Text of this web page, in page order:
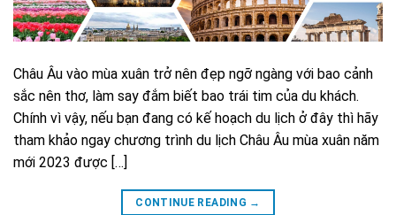
Châu Âu vào mùa xuân trở nên đẹp ngỡ ngàng với bao cảnh
sắc nên thơ, làm say đắm biết bao trái tim của du khách.
Chính vì vậy, nếu bạn đang có kế hoạch du lịch ở đây thì hãy
tham khảo ngay chương trình du lịch Châu Âu mùa xuân năm
mới 2023 được […]
CONTINUE READING →